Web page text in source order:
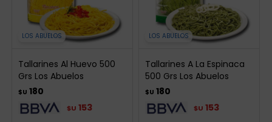
LOS ABUELOS
Tallarines Al Huevo 500
Grs Los Abuelos
$U 180
$U 153
LOS ABUELOS
Tallarines A La Espinaca
500 Grs Los Abuelos
$U 180
$U 153